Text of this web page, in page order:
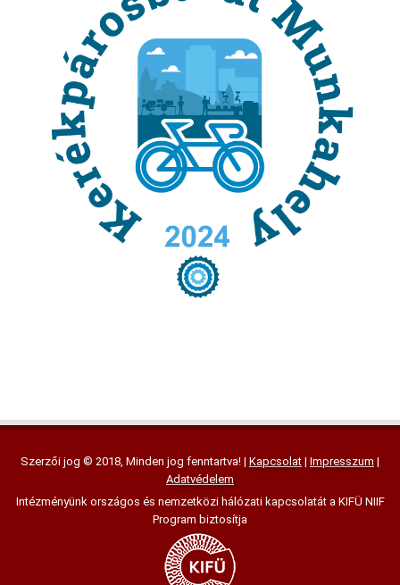
Szerzői jog © 2018, Minden jog fenntartva! | Kapcsolat | Impresszum |
Adatvédelem
Intézményünk országos és nemzetközi hálózati kapcsolatát a KIFÜ NIIF
Program biztosítja